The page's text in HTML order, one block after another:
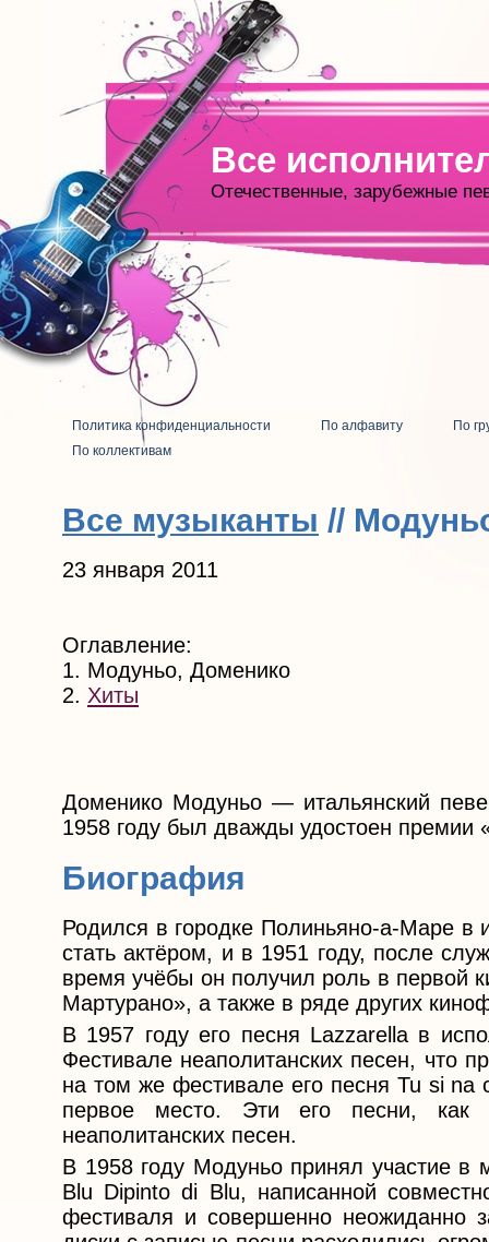
Все
Отечественные, зарубежные
Политика конфиденциальности По алфавиту
По
По коллективам
Все музыканты //
23 января 2011
Оглавление:
1. Модуньо, Доменико
2. Хиты
Доменико Модуньо — итальянский
1958 году был дважды удостоен премии
Биография
Родился в городке Полиньяно-а-Маре в
стать актёром, и в 1951 году, после
время учёбы он получил роль в первой
Мартурано», а также в ряде других
В 1957 году его песня Lazzarella в
Фестивале неаполитанских песен, что
на том же фестивале его песня Tu si na
первое место. Эти его песни, как
неаполитанских песен.
В 1958 году Модуньо принял участие
Blu Dipinto di Blu, написанной
фестиваля и совершенно неожиданно